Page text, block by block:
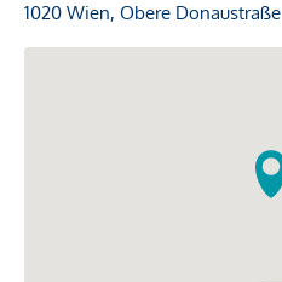
1020 Wien, Obere Donaustraße